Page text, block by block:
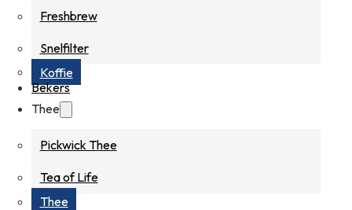
Freshbrew
Snelfilter
Koffie
Bekers
Thee
Pickwick Thee
Tea of Life
Thee